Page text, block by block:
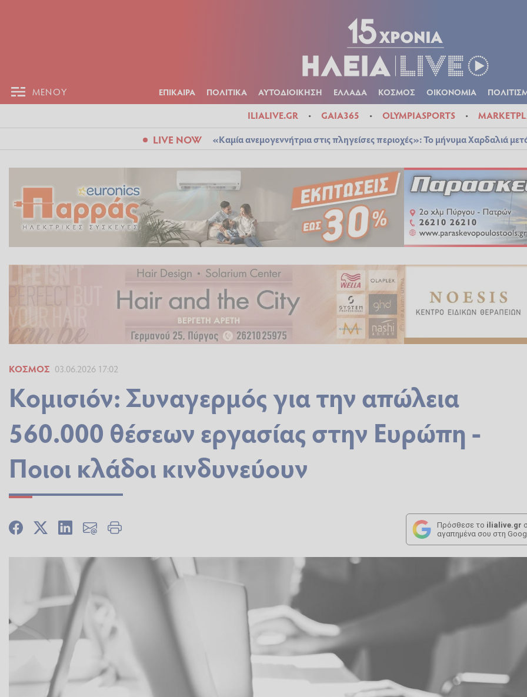
ΜΕΝΟΥ ΕΠΙΚΑΙΡΑ ΠΟΛΙΤΙΚΑ ΑΥΤΟΔΙΟΙΚΗΣΗ ΕΛΛΑΔΑ ΚΟΣΜΟΣ ΟΙΚΟΝΟΜΙΑ
ILIALIVE.GR GAIA365 OLYMPIASPORTS
LIVE NOW «Καμία ανεμογεννήτρια στις πληγείσες περιοχές»: Το μήνυμα Χαρδαλιά
ΚΌΣΜΟΣ 03.06.2026 17:02
Κομισιόν: Συναγερμός για την απώλεια
560.000 θέσεων εργασίας στην Ευρώπη -
Ποιοι κλάδοι κινδυνεύουν
Πρόσθεσε το ilialive.gr
αγαπημένα σου στη